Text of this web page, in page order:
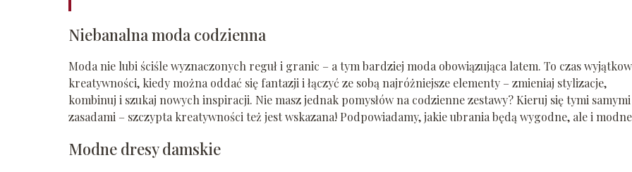
Niebanalna moda codzienna
Moda nie lubi ściśle wyznaczonych reguł i granic – a tym bardziej moda obowiązująca latem. To czas
kreatywności, kiedy można oddać się fantazji i łączyć ze sobą najróżniejsze elementy – zmieniaj stylizacje,
kombinuj i szukaj nowych inspiracji. Nie masz jednak pomysłów na codzienne zestawy? Kieruj się tymi samymi
zasadami – szczypta kreatywności też jest wskazana! Podpowiadamy, jakie ubrania będą wygodne, ale i
Modne dresy damskie